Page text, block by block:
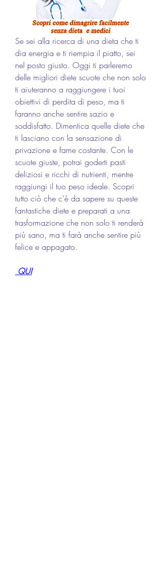
Se sei alla ricerca di una dieta che ti
dia energia e ti riempia il piatto, sei
nel posto giusto. Oggi ti parleremo
delle migliori diete scuote che non solo
ti aiuteranno a raggiungere i tuoi
obiettivi di perdita di peso, ma ti
faranno anche sentire sazio e
soddisfatto. Dimentica quelle diete che
ti lasciano con la sensazione di
privazione e fame costante. Con le
scuote giuste, potrai goderti pasti
deliziosi e ricchi di nutrienti, mentre
raggiungi il tuo peso ideale. Scopri
tutto ciò che c'è da sapere su queste
fantastiche diete e preparati a una
trasformazione che non solo ti renderà
più sano, ma ti farà anche sentire più
felice e appagato.
QUI